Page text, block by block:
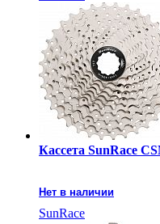
Кассета SunRace
Нет в наличии
SunRace